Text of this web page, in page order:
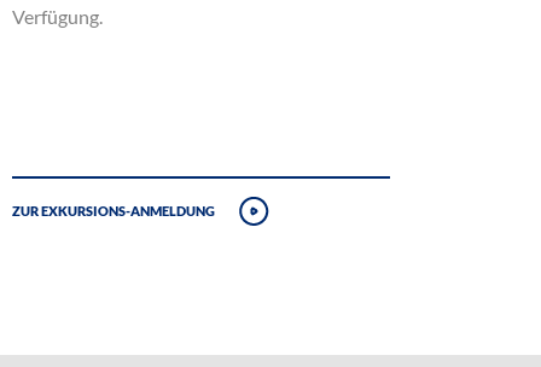
Verfügung.
Zur Exkursions-Anmeldung